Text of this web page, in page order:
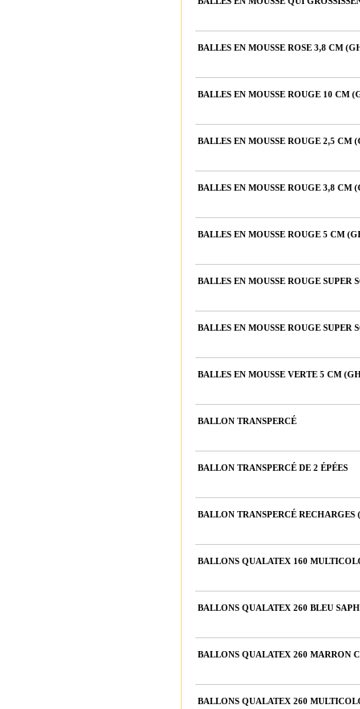
BALLES EN MOUSSE ROSE 3,8 CM
BALLES EN MOUSSE ROUGE 10 CM
BALLES EN MOUSSE ROUGE 2,5 CM
BALLES EN MOUSSE ROUGE 3,8 CM
BALLES EN MOUSSE ROUGE 5 CM
BALLES EN MOUSSE ROUGE SUPER
BALLES EN MOUSSE ROUGE SUPER
BALLES EN MOUSSE VERTE 5 CM
BALLON TRANSPERCÉ
BALLON TRANSPERCÉ DE 2 ÉPÉES
BALLON TRANSPERCÉ RECHARGES
BALLONS QUALATEX 160
BALLONS QUALATEX 260 BLEU
BALLONS QUALATEX 260 MARRON
BALLONS QUALATEX 260